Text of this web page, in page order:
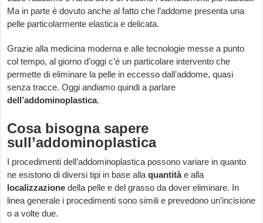
Ma in parte è dovuto anche al fatto che l’addome presenta una
pelle particolarmente elastica e delicata.
Grazie alla medicina moderna e alle tecnologie messe a punto
col tempo, al giorno d’oggi c’è un particolare intervento che
permette di eliminare la pelle in eccesso dall’addome, quasi
senza tracce. Oggi andiamo quindi a parlare
dell’addominoplastica.
Cosa bisogna sapere
sull’addominoplastica
I procedimenti dell’addominoplastica possono variare in quanto
ne esistono di diversi tipi in base allaquantitàe alla
localizzazione della pelle e del grasso da dover eliminare. In
linea generale i procedimenti sono simili e prevedono un’incisione
o a volte due.